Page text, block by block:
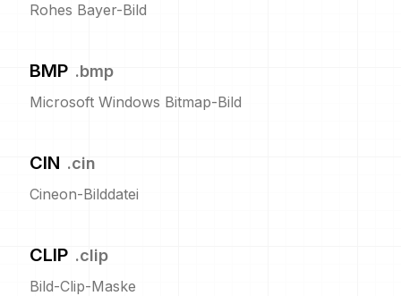
Rohes Bayer-Bild
BMP .bmp
Microsoft Windows Bitmap-Bild
CIN .cin
Cineon-Bilddatei
CLIP .clip
Bild-Clip-Maske